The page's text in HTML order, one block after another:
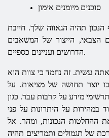
סוכנים מיומנים אימון
תהיה הגאווה שלך. חייבת
הצבאי, הייצור של המשאבים
הדרושים ועניינים כספיים.
עשית. זה נחמד כי צוות הוא
יוצר תחושה של מציאות. על
מידע על קרבות עבר. כגון
על היתרונות על פני
ההחלטות הנכונות, ומהר. אל
של תגמולים ותמריצים תהיה